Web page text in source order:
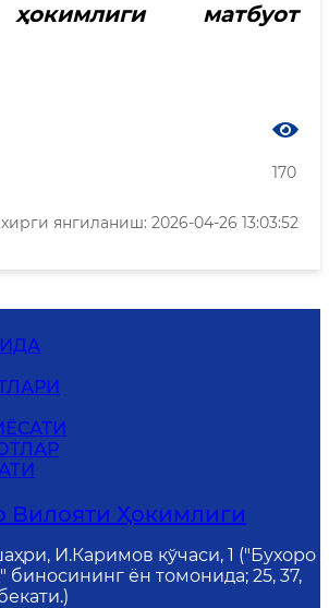
матбуот
170
янгиланиш: 2026-04-26 13:03:52
Вилояти Ҳокимлиги
И.Каримов кўчаси, 1 ("Бухоро
ён томонида; 25, 37,